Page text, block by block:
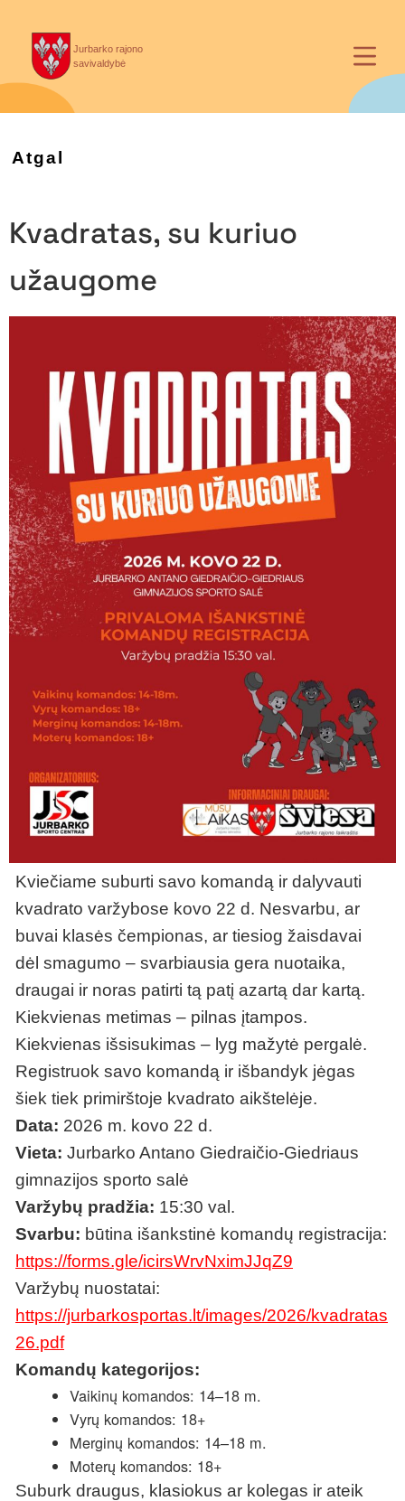
Jurbarko rajono
savivaldybė
Atgal
Kvadratas, su kuriuo
užaugome
Kviečiame suburti savo komandą ir dalyvauti
kvadrato varžybose kovo 22 d. Nesvarbu, ar
buvai klasės čempionas, ar tiesiog žaisdavai
dėl smagumo – svarbiausia gera nuotaika,
draugai ir noras patirti tą patį azartą dar kartą.
Kiekvienas metimas – pilnas įtampos.
Kiekvienas išsisukimas – lyg mažytė pergalė.
Registruok savo komandą ir išbandyk jėgas
šiek tiek primirštoje kvadrato aikštelėje.
Data: 2026 m. kovo 22 d.
Vieta: Jurbarko Antano Giedraičio-Giedriaus
gimnazijos sporto salė
Varžybų pradžia: 15:30 val.
Svarbu: būtina išankstinė komandų registracija:
https://forms.gle/icirsWrvNximJJqZ9
Varžybų nuostatai:
https://jurbarkosportas.lt/images/2026/kvadratas
26.pdf
Komandų kategorijos:
Vaikinų komandos: 14–18 m.
Vyrų komandos: 18+
Merginų komandos: 14–18 m.
Moterų komandos: 18+
Suburk draugus, klasiokus ar kolegas ir ateik